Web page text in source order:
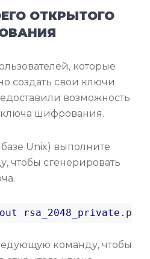
ОТКРЫТОГО
которые
создать свои ключи
возможность
ключа шифрования.
Unix) выполните
чтобы сгенерировать
rsa_2048_private .pem
команду, чтобы